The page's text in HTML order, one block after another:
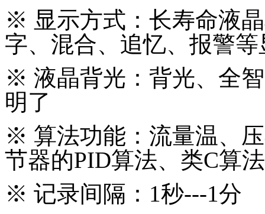
※ 显示方式：长寿命液
字、混合、追忆、报警等
※ 液晶背光：背光、全
明了
※ 算法功能：流量温、
节器的PID算法、类C算
※ 记录间隔：1秒---1分